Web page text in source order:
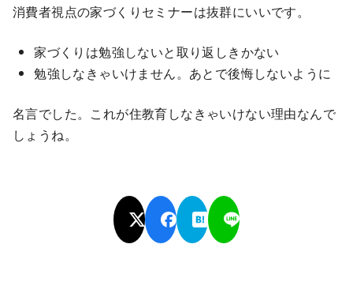
消費者視点の家づくりセミナーは抜群にいいです。
家づくりは勉強しないと取り返しきかない
勉強しなきゃいけません。あとで後悔しないように
名言でした。これが住教育しなきゃいけない理由なんで
しょうね。